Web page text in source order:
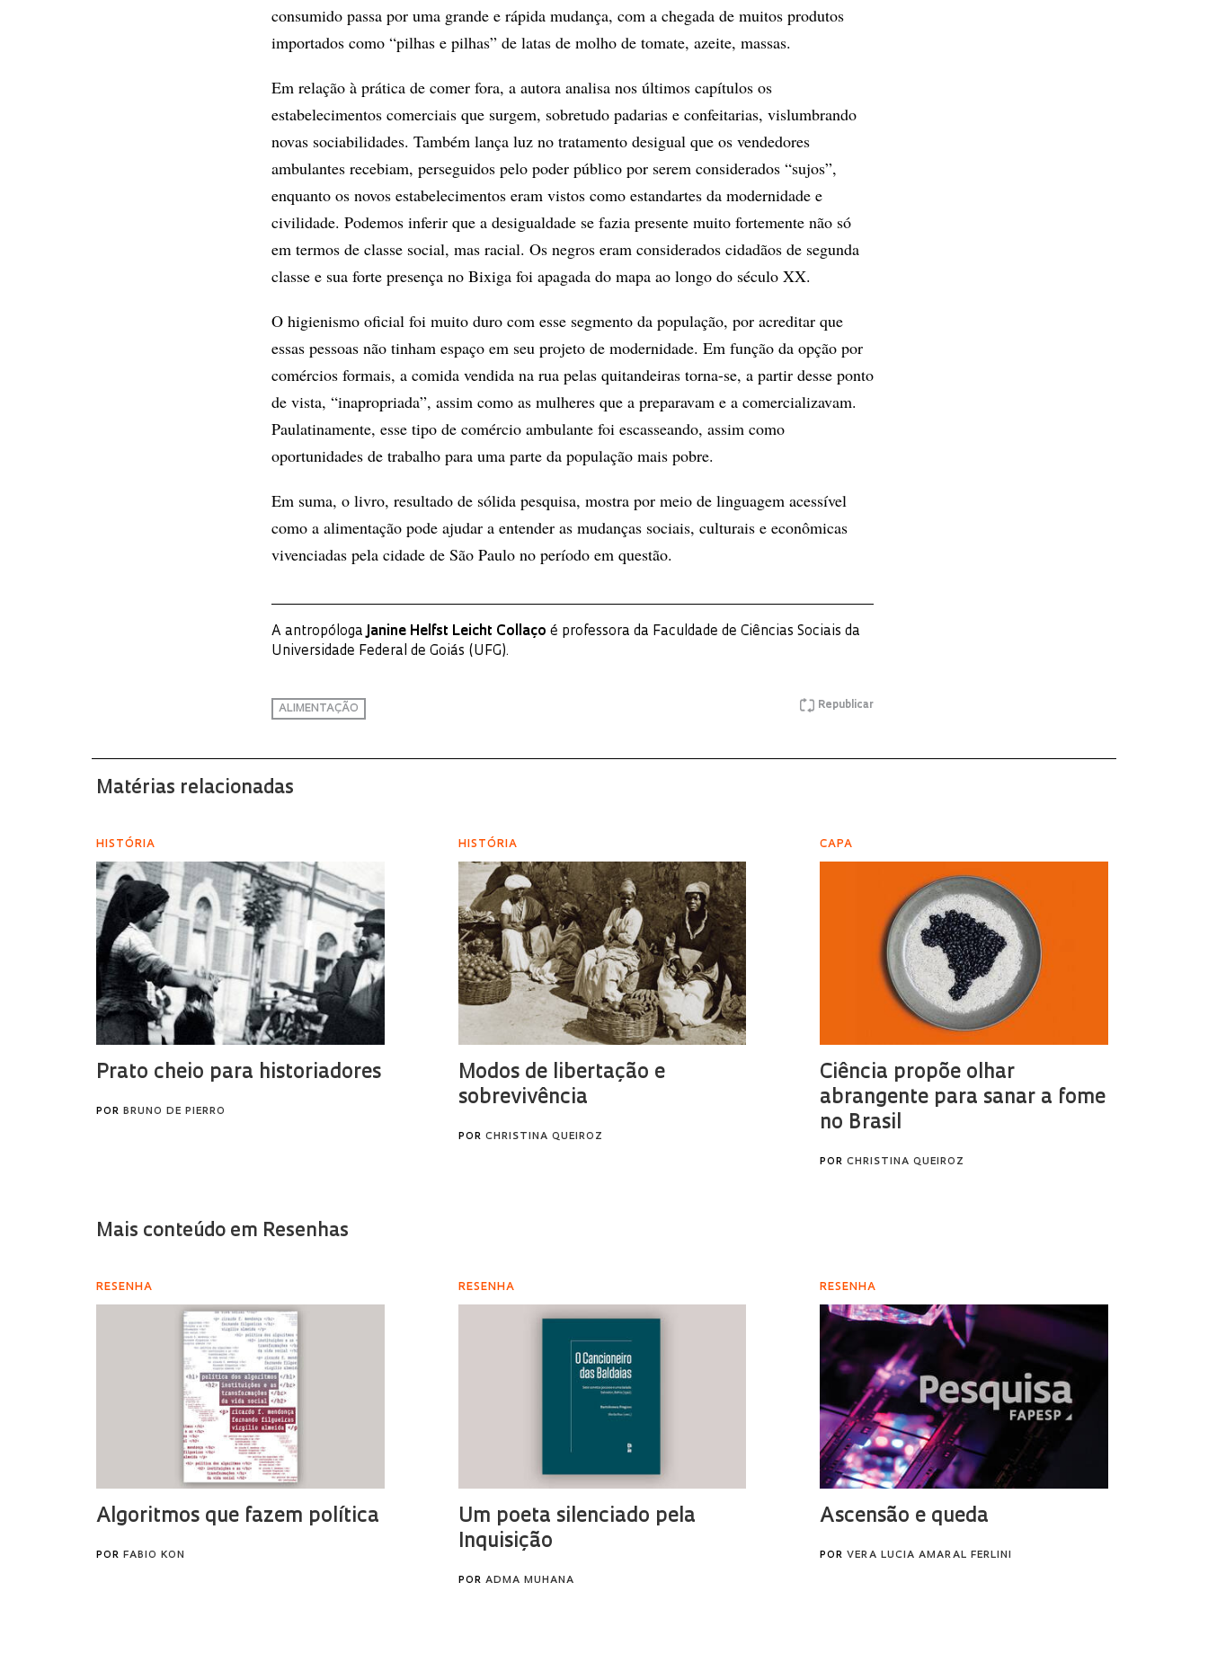
consumido passa por uma grande e rápida mudança, com a chegada de muitos produtos
importados como “pilhas e pilhas” de latas de molho de tomate, azeite, massas.
Em relação à prática de comer fora, a autora analisa nos últimos capítulos os
estabelecimentos comerciais que surgem, sobretudo padarias e confeitarias, vislumbrando
novas sociabilidades. Também lança luz no tratamento desigual que os vendedores
ambulantes recebiam, perseguidos pelo poder público por serem considerados “sujos”,
enquanto os novos estabelecimentos eram vistos como estandartes da modernidade e
civilidade. Podemos inferir que a desigualdade se fazia presente muito fortemente não só
em termos de classe social, mas racial. Os negros eram considerados cidadãos de segunda
classe e sua forte presença no Bixiga foi apagada do mapa ao longo do século XX.
O higienismo oficial foi muito duro com esse segmento da população, por acreditar que
essas pessoas não tinham espaço em seu projeto de modernidade. Em função da opção por
comércios formais, a comida vendida na rua pelas quitandeiras torna-se, a partir desse ponto
de vista, “inapropriada”, assim como as mulheres que a preparavam e a comercializavam.
Paulatinamente, esse tipo de comércio ambulante foi escasseando, assim como
oportunidades de trabalho para uma parte da população mais pobre.
Em suma, o livro, resultado de sólida pesquisa, mostra por meio de linguagem acessível
como a alimentação pode ajudar a entender as mudanças sociais, culturais e econômicas
vivenciadas pela cidade de São Paulo no período em questão.
A antropólogaJanine Helfst Leicht Collaço é professora da Faculdade de Ciências Sociais da
Universidade Federal de Goiás (UFG).
Republicar
ALIMENTAÇÃO